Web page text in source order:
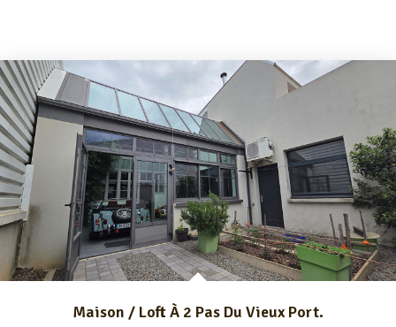
Maison / Loft À 2 Pas Du Vieux Port.